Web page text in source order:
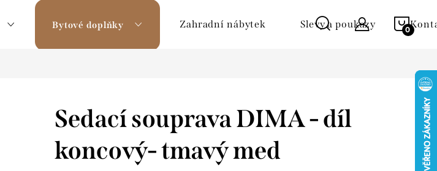
Bytové doplňky Zahradní nábytek Slevy a poukazy
Sedací souprava DIMA - díl
koncový- tmavý med